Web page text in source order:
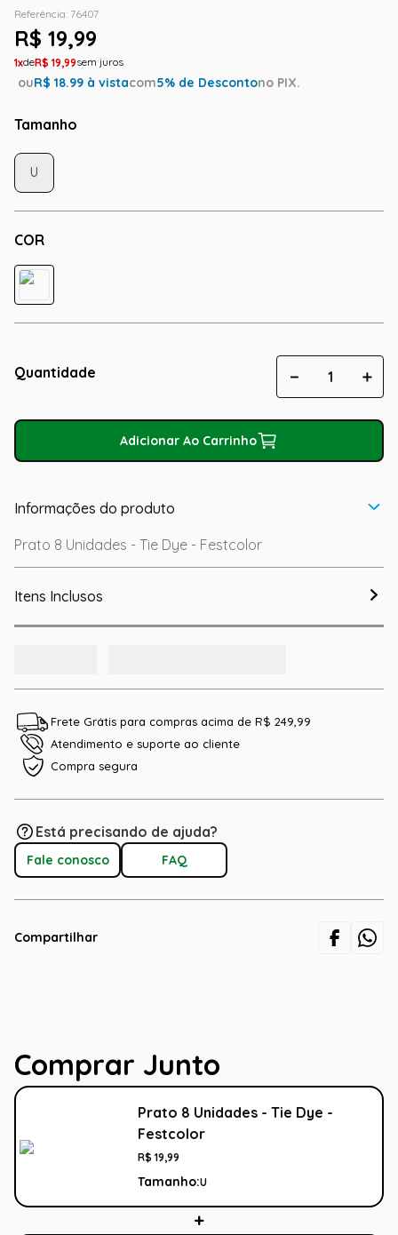
Referência: 76407
R$ 19,99
1 R$ 19,99
ouR$ 18.99 à vistacom5% de Descontono PIX.
Tamanho
COR
U
Quantidade ＋
－
Adicionar Ao Carrinho
Informações do produto
Prato 8 Unidades - Tie Dye - Festcolor
Itens Inclusos
Frete Grátis para compras acima de R$ 249,99
Atendimento e suporte ao cliente
Compra segura
Está precisando de ajuda?
Fale conosco FAQ
Compartilhar
Comprar Junto
Prato 8 Unidades - Tie Dye -
Festcolor
R$ 19,99
Tamanho:U